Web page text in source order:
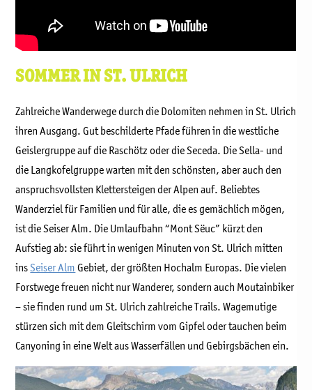
SOMMER IN ST. ULRICH
Zahlreiche Wanderwege durch die Dolomiten nehmen in St. Ulrich
ihren Ausgang. Gut beschilderte Pfade führen in die westliche
Geislergruppe auf die Raschötz oder die Seceda. Die Sella- und
die Langkofelgruppe warten mit den schönsten, aber auch den
anspruchsvollsten Klettersteigen der Alpen auf. Beliebtes
Wanderziel für Familien und für alle, die es gemächlich mögen,
ist die Seiser Alm. Die Umlaufbahn “Mont Sëuc” kürzt den
Aufstieg ab: sie führt in wenigen Minuten von St. Ulrich mitten
insSeiser Alm Gebiet, der größten Hochalm Europas. Die vielen
Forstwege freuen nicht nur Wanderer, sondern auch Moutainbiker
– sie finden rund um St. Ulrich zahlreiche Trails. Wagemutige
stürzen sich mit dem Gleitschirm vom Gipfel oder tauchen beim
Canyoning in eine Welt aus Wasserfällen und Gebirgsbächen ein.